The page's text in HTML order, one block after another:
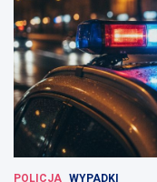
POLICJA WYPADKI